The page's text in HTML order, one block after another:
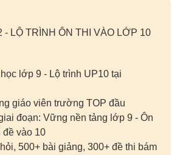
- LỘ TRÌNH ÔN THI VÀO LỚP 10
lớp 9 - Lộ trình UP10 tại
giáo viên trường TOP đầu
đoạn: Vững nền tảng lớp 9 - Ôn
đề vào 10
500+ bài giảng, 300+ đề thi bám